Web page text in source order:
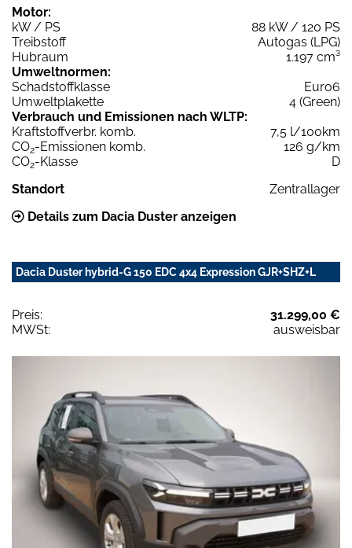
Motor:
kW / PS
88 kW / 120 PS
Treibstoff
Autogas (LPG)
Hubraum
1.197 cm³
Umweltnormen:
Schadstoffklasse
Euro6
Umweltplakette
4 (Green)
Verbrauch und Emissionen nach WLTP:
Kraftstoffverbr. komb.
7,5 l/100km
CO2-Emissionen komb.
126 g/km
CO2-Klasse
D
Standort
Zentrallager
Details zum Dacia Duster anzeigen
Dacia Duster hybrid-G 150 EDC 4x4 Expression GJR+SHZ+L
Preis:
31.299,00 €
MWSt:
ausweisbar